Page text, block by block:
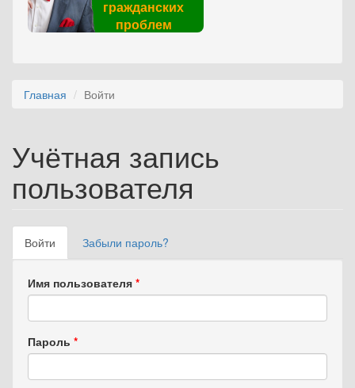
гражданских
проблем
Главная Войти
Учётная запись
пользователя
Главные вкладки
Войти (активная
вкладка)
Забыли пароль?
Имя пользователя *
Пароль *